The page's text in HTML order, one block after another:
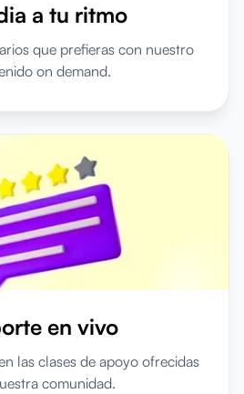
a tu ritmo
que prefieras con nuestro
on demand.
en vivo
las clases de apoyo ofrecidas
comunidad.